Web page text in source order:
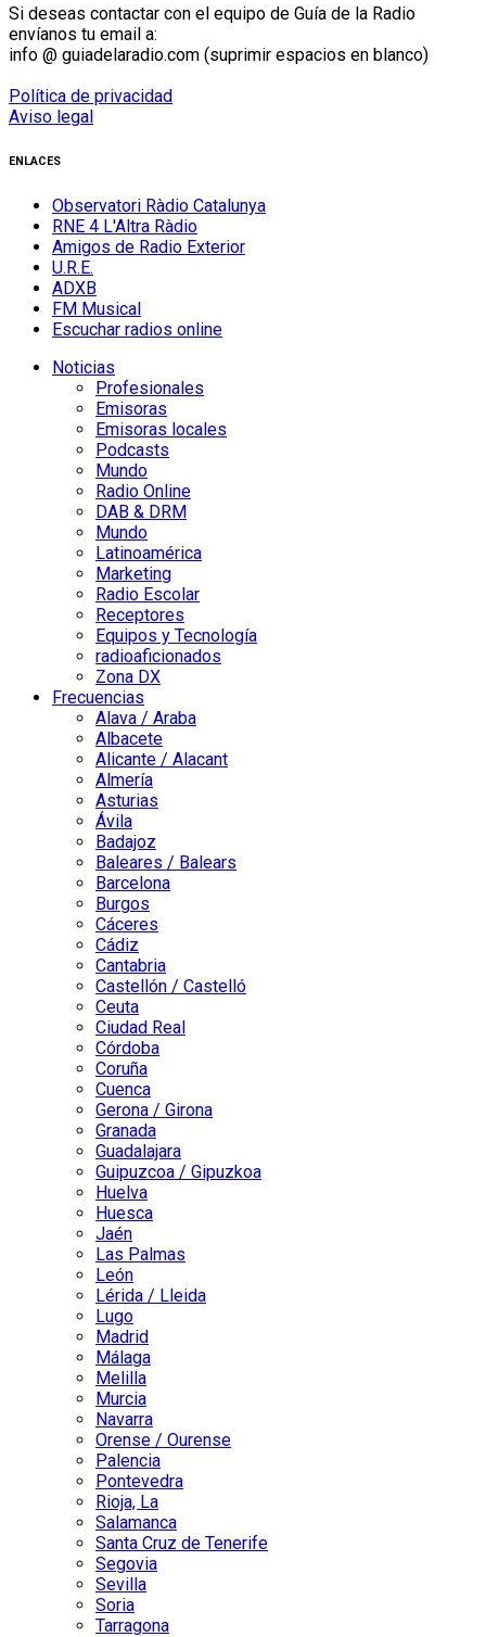
Si deseas contactar con el equipo de Guía de la Radio
envíanos tu email a:
info @ guiadelaradio.com (suprimir espacios en blanco)
Política de privacidad
Aviso legal
ENLACES
Observatori Ràdio Catalunya
RNE 4 L'Altra Ràdio
Amigos de Radio Exterior
U.R.E.
ADXB
FM Musical
Escuchar radios online
Noticias
Profesionales
Emisoras
Emisoras locales
Podcasts
Mundo
Radio Online
DAB & DRM
Mundo
Latinoamérica
Marketing
Radio Escolar
Receptores
Equipos y Tecnología
radioaficionados
Zona DX
Frecuencias
Alava / Araba
Albacete
Alicante / Alacant
Almería
Asturias
Ávila
Badajoz
Baleares / Balears
Barcelona
Burgos
Cáceres
Cádiz
Cantabria
Castellón / Castelló
Ceuta
Ciudad Real
Córdoba
Coruña
Cuenca
Gerona / Girona
Granada
Guadalajara
Guipuzcoa / Gipuzkoa
Huelva
Huesca
Jaén
Las Palmas
León
Lérida / Lleida
Lugo
Madrid
Málaga
Melilla
Murcia
Navarra
Orense / Ourense
Palencia
Pontevedra
Rioja, La
Salamanca
Santa Cruz de Tenerife
Segovia
Sevilla
Soria
Tarragona